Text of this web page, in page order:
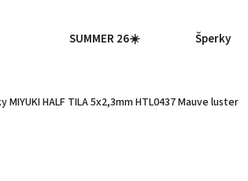
SUMMER 26☀️ Šperky
MIYUKI HALF TILA 5x2,3mm HTL0437 Mauve luster